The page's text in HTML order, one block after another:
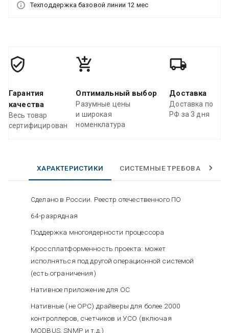
Техподдержка базовой линии 12 мес
Гарантия
качества
Весь товар
сертифицирован
Оптимальный выбор
Разумные цены
и широкая
номенклатура
Доставка
Доставка по
РФ за 3 дня
ХАРАКТЕРИСТИКИ СИСТЕМНЫЕ ТРЕБОВАНИЯ
Сделано в России. Реестр отечественного ПО
64-разрядная
Поддержка многоядерности процессора
Кроссплатформенность проекта: может
исполняться под другой операционной системой
(есть ограничения)
Нативное приложение для ОС
Нативные (не OPC) драйверы для более 2000
контроллеров, счетчиков и УСО (включая
MODBUS, SNMP и т.д.)